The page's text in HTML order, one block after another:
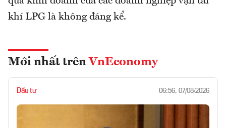
khí LPG là không đáng kể.
Mới nhất trên VnEconomy
Đầu tư 06:56, 07/08/2026